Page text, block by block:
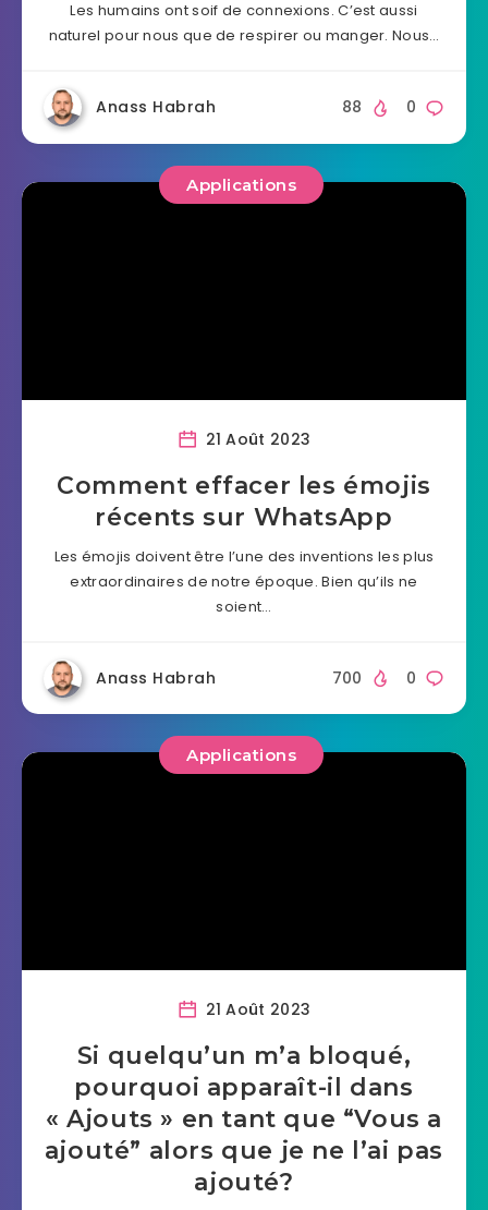
Les humains ont soif de connexions. C’est aussi
naturel pour nous que de respirer ou manger. Nous…
Anass Habrah 0
88
Applications
21 Août 2023
Comment effacer les émojis
récents sur WhatsApp
Les émojis doivent être l’une des inventions les plus
extraordinaires de notre époque. Bien qu’ils ne
soient…
Anass Habrah 0
700
Applications
21 Août 2023
Si quelqu’un m’a bloqué,
pourquoi apparaît-il dans
« Ajouts » en tant que “Vous a
ajouté” alors que je ne l’ai pas
ajouté?